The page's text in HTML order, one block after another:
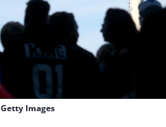
Getty Images